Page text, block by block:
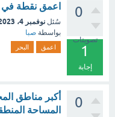
0
تصويتات
1
إجابة
اعمق نقطة في
سُئل نوفمبر 4، 2023
بواسطة صبا
اعمق البحر
0
أكبر مناطق
المساحة